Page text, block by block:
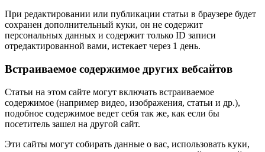
При редактировании или публикации статьи в браузере будет
сохранен дополнительный куки, он не содержит
персональных данных и содержит только ID записи
отредактированной вами, истекает через 1 день.
Встраиваемое содержимое других вебсайтов
Статьи на этом сайте могут включать встраиваемое
содержимое (например видео, изображения, статьи и др.),
подобное содержимое ведет себя так же, как если бы
посетитель зашел на другой сайт.
Эти сайты могут собирать данные о вас, использовать куки,